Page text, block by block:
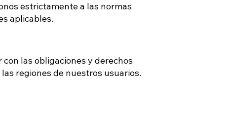
estrictamente a las normas
aplicables.
las obligaciones y derechos
regiones de nuestros usuarios.